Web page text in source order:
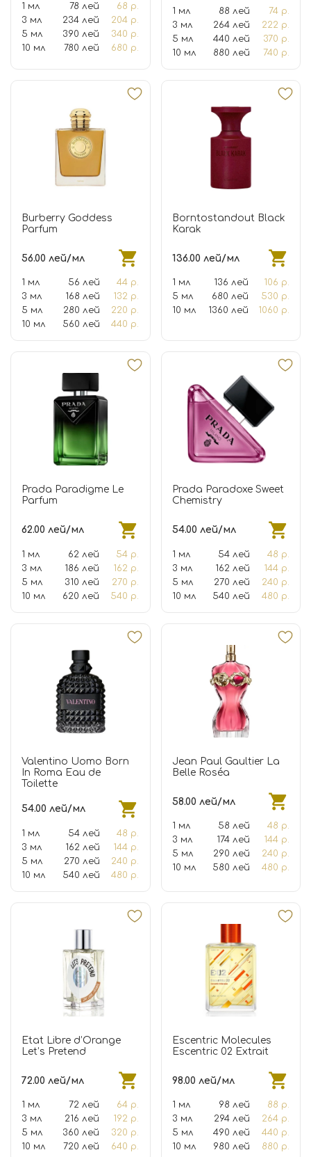
1 мл 78 лей
68 р.
3 мл
234 лей
204 р.
5 мл
390 лей
340 р.
10 мл
780 лей 680 р.
1 мл 88 лей
74 р.
3 мл
264 лей
222 р.
5 мл
440 лей
370 р.
10 мл
880 лей 740 р.
Burberry Goddess
Parfum
56.00 лей/мл
1 мл 56 лей
44 р.
3 мл
168 лей
132 р.
5 мл
280 лей
220 р.
10 мл
560 лей 440 р.
Borntostandout Black
Karak
136.00 лей/мл
1 мл 136 лей
106 р.
5 мл
680 лей
530 р.
10 мл
1360 лей 1060 р.
Prada Paradigme Le
Parfum
62.00 лей/мл
1 мл 62 лей
54 р.
3 мл
186 лей
162 р.
5 мл
310 лей
270 р.
10 мл
620 лей 540 р.
Prada Paradoxe Sweet
Chemistry
54.00 лей/мл
1 мл 54 лей
48 р.
3 мл
162 лей
144 р.
5 мл
270 лей
240 р.
10 мл
540 лей 480 р.
Valentino Uomo Born
In Roma Eau de
Toilette
54.00 лей/мл
1 мл 54 лей
48 р.
3 мл
162 лей
144 р.
5 мл
270 лей
240 р.
10 мл
540 лей 480 р.
Jean Paul Gaultier La
Belle Roséa
58.00 лей/мл
1 мл 58 лей
48 р.
3 мл
174 лей
144 р.
5 мл
290 лей
240 р.
10 мл
580 лей 480 р.
Etat Libre d’Orange
Let’s Pretend
72.00 лей/мл
1 мл 72 лей
64 р.
3 мл
216 лей
192 р.
5 мл
360 лей
320 р.
10 мл
720 лей 640 р.
Escentric Molecules
Escentric 02 Extrait
98.00 лей/мл
1 мл 98 лей
88 р.
3 мл
294 лей
264 р.
5 мл
490 лей
440 р.
10 мл
980 лей 880 р.